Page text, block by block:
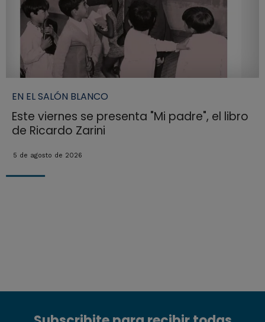
EN EL SALÓN BLANCO
Este viernes se presenta "Mi padre", el libro
de Ricardo Zarini
5 de agosto de 2026